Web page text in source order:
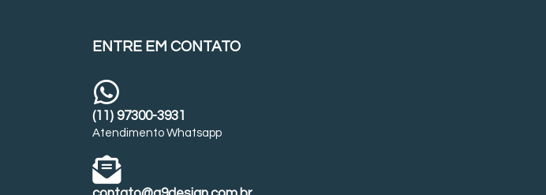
ENTRE EM CONTATO
(11) 97300-3931
Atendimento Whatsapp